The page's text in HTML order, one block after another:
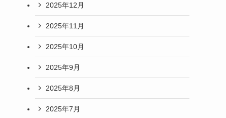
2025年12月
2025年11月
2025年10月
2025年9月
2025年8月
2025年7月